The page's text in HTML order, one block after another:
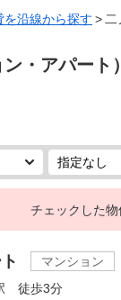
を沿線から探す >
・アパート
チェックした物
マンション
徒歩3分